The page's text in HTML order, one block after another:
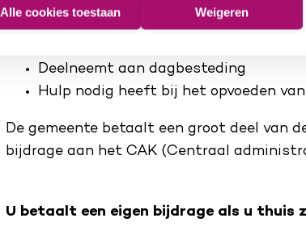
Alle cookies toestaan Weigeren
Hulp nodig heeft in het huishouden
Deelneemt aan dagbesteding
Hulp nodig heeft bij het opvoeden
De gemeente betaalt een groot deel van
bijdrage aan het CAK (Centraal
U betaalt een eigen bijdrage als u